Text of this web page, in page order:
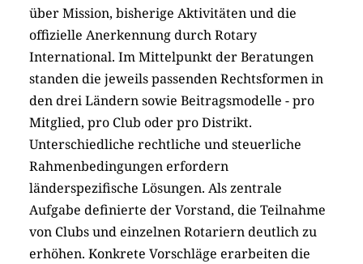
über Mission, bisherige Aktivitäten und die
offizielle Anerkennung durch Rotary
International. Im Mittelpunkt der Beratungen
standen die jeweils passenden Rechtsformen in
den drei Ländern sowie Beitragsmodelle - pro
Mitglied, pro Club oder pro Distrikt.
Unterschiedliche rechtliche und steuerliche
Rahmenbedingungen erfordern
länderspezifische Lösungen. Als zentrale
Aufgabe definierte der Vorstand, die Teilnahme
von Clubs und einzelnen Rotariern deutlich zu
erhöhen. Konkrete Vorschläge erarbeiten die